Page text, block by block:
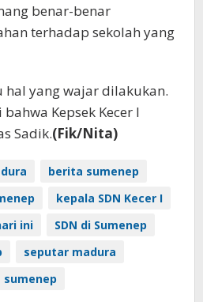
benar-benar
terhadap sekolah yang
hal yang wajar dilakukan.
Kepsek Kecer I
Sadik.(Fik/Nita)
berita sumenep
kepala SDN Kecer I
ini
SDN di Sumenep
seputar madura
sumenep